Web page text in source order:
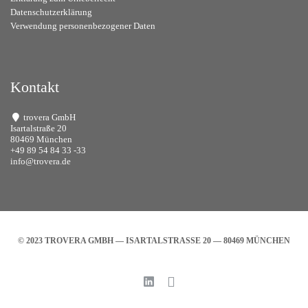
Datenschutzerklärung
Verwendung personenbezogener Daten
Kontakt
trovera GmbH
Isartalstraße 20
80469 München
+49 89 54 84 33 -33
info@trovera.de
© 2023 TROVERA GMBH — ISARTALSTRASSE 20 — 80469 MÜNCHEN
Linked